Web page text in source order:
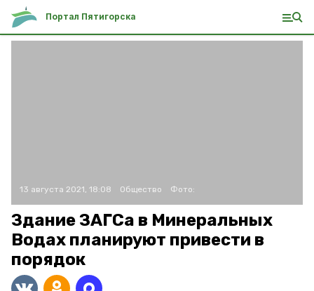
Портал Пятигорска
13 августа 2021, 18:08 Общество Фото:
Здание ЗАГСа в Минеральных
Водах планируют привести в
порядок